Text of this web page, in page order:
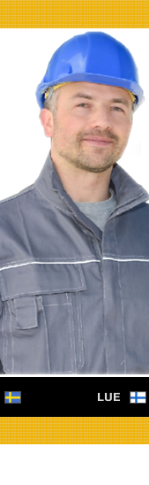
LUE